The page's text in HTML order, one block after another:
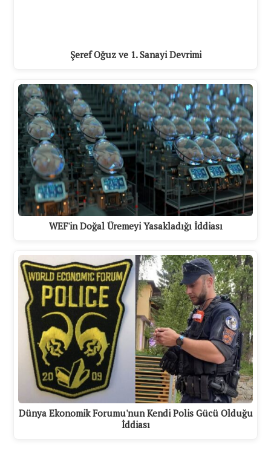
Şeref Oğuz ve 1. Sanayi Devrimi
WEF'in Doğal Üremeyi Yasakladığı İddiası
Dünya Ekonomik Forumu'nun Kendi Polis Gücü Olduğu
İddiası